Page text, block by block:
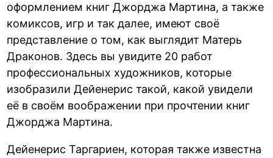
оформлением книг Джорджа Мартина, а также
комиксов, игр и так далее, имеют своё
представление о том, как выглядит Матерь
Драконов. Здесь вы увидите 20 работ
профессиональных художников, которые
изобразили Дейенерис такой, какой увидели
её в своём воображении при прочтении книг
Джорджа Мартина.
Дейенерис Таргариен, которая также известна